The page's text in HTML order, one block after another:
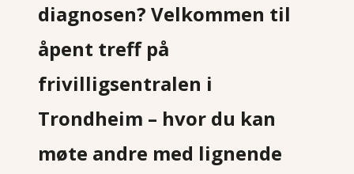
diagnosen? Velkommen til
åpent treff på
frivilligsentralen i
Trondheim – hvor du kan
møte andre med lignende